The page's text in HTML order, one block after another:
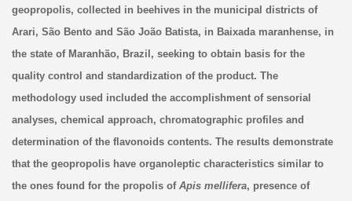
geopropolis, collected in beehives in the municipal districts of
Arari, São Bento and São João Batista, in Baixada maranhense, in
the state of Maranhão, Brazil, seeking to obtain basis for the
quality control and standardization of the product. The
methodology used included the accomplishment of sensorial
analyses, chemical approach, chromatographic profiles and
determination of the flavonoids contents. The results demonstrate
that the geopropolis have organoleptic characteristics similar to
the ones found for the propolis of Apis mellifera, presence of